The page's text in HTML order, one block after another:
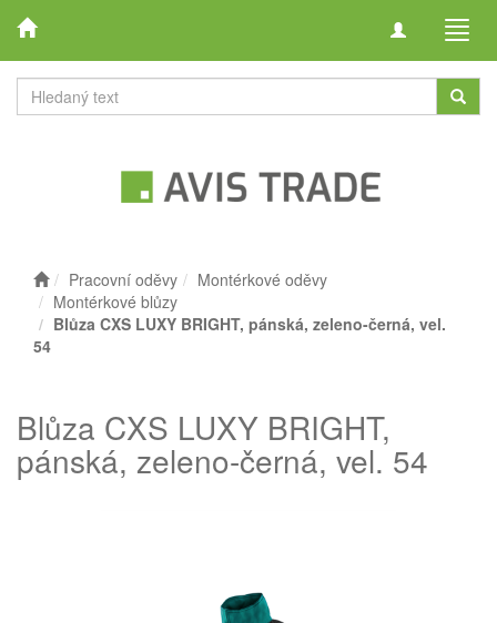
Toggle
Pracovní oděvy
Montérkové oděvy
Montérkové blůzy
Blůza CXS LUXY BRIGHT, pánská, zeleno-černá, vel.
54
Blůza CXS LUXY BRIGHT,
pánská, zeleno-černá, vel. 54